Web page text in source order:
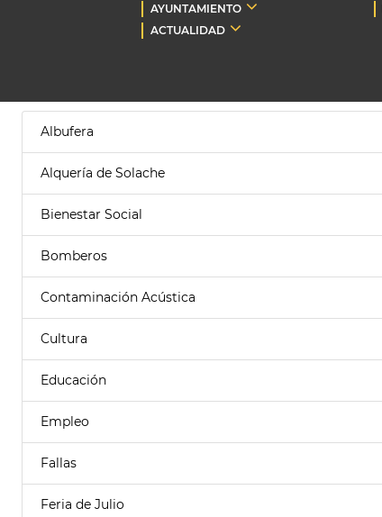
AYUNTAMIENTO
ACTUALIDAD
Albufera
Alquería de Solache
Bienestar Social
Bomberos
Contaminación Acústica
Cultura
Educación
Empleo
Fallas
Feria de Julio